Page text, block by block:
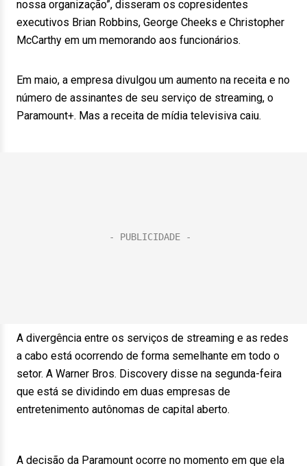
nossa organização”, disseram os copresidentes
executivos Brian Robbins, George Cheeks e Christopher
McCarthy em um memorando aos funcionários.
Em maio, a empresa divulgou um aumento na receita e no
número de assinantes de seu serviço de streaming, o
Paramount+. Mas a receita de mídia televisiva caiu.
A divergência entre os serviços de streaming e as redes
a cabo está ocorrendo de forma semelhante em todo o
setor. A Warner Bros. Discovery disse na segunda-feira
que está se dividindo em duas empresas de
entretenimento autônomas de capital aberto.
A decisão da Paramount ocorre no momento em que ela